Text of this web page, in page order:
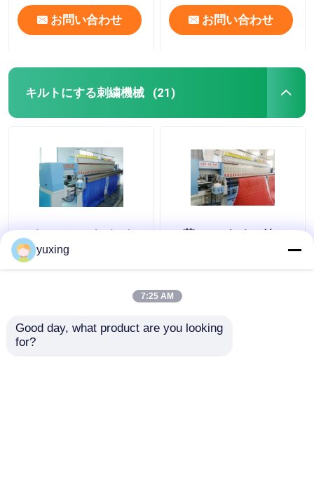
お問い合わせ お問い合わせ
キルトにする刺繍機械 (21)
33カー・シート カバー
のためのヘッド
1000rpmキルトにする
66革/PUのための針
1000rpmの刺繍のキル
yuxing
7:25 AM
Good day, what product are you looking
for?